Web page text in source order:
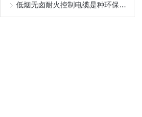
低烟无卤耐火控制电缆是种环保且安全的电缆产品